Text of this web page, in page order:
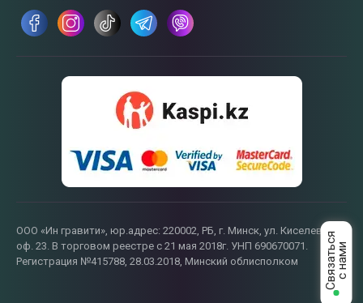
ООО «Ин гравити», юр.адрес: 220002, РБ, г. Минск, ул. Киселева, 55,
оф. 23. В торговом реестре с 21 мая 2018г. УНП 690670071.
Регистрация №415788, 28.03.2018, Минский облисполком